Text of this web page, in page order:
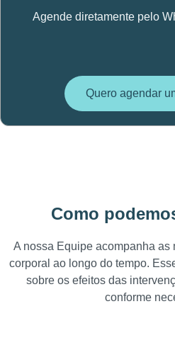
Agende diretamente pelo
Quero agendar
Como
A nossa Equipe acompanha as
corporal ao longo do tempo.
sobre os efeitos das
conforme